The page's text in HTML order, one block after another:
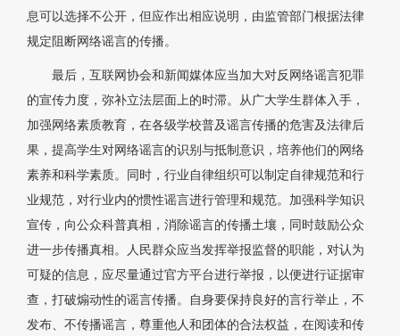
息可以选择不公开，但应作出相应说明，由监管部门根据法律
规定阻断网络谣言的传播。
最后，互联网协会和新闻媒体应当加大对反网络谣言犯罪
的宣传力度，弥补立法层面上的时滞。从广大学生群体入手，
加强网络素质教育，在各级学校普及谣言传播的危害及法律后
果，提高学生对网络谣言的识别与抵制意识，培养他们的网络
素养和科学素质。同时，行业自律组织可以制定自律规范和行
业规范，对行业内的惯性谣言进行管理和规范。加强科学知识
宣传，向公众科普真相，消除谣言的传播土壤，同时鼓励公众
进一步传播真相。人民群众应当发挥举报监督的职能，对认为
可疑的信息，应尽量通过官方平台进行举报，以便进行证据审
查，打破煽动性的谣言传播。自身要保持良好的言行举止，不
发布、不传播谣言，尊重他人和团体的合法权益，在阅读和传